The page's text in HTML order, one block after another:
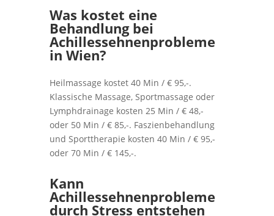
Was kostet eine
Behandlung bei
Achillessehnenprobleme
in Wien?
Heilmassage kostet 40 Min / € 95,-.
Klassische Massage, Sportmassage oder
Lymphdrainage kosten 25 Min / € 48,-
oder 50 Min / € 85,-. Faszienbehandlung
und Sporttherapie kosten 40 Min / € 95,-
oder 70 Min / € 145,-.
Kann
Achillessehnenprobleme
durch Stress entstehen